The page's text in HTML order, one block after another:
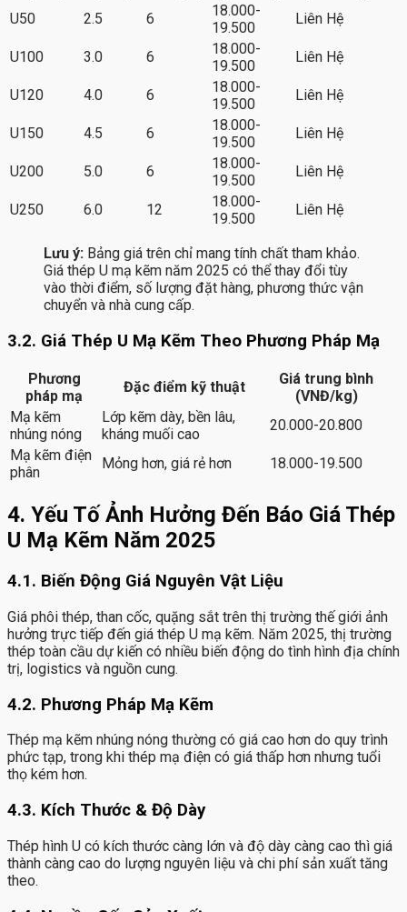
U50
2.5 6
18.000-
19.500
Liên Hệ
U100 3.0 6
18.000-
19.500
Liên Hệ
U120 4.0 6
18.000-
19.500
Liên Hệ
U150 4.5 6
18.000-
19.500
Liên Hệ
U200 5.0 6
18.000-
19.500
Liên Hệ
U250 6.0 12
18.000-
19.500
Liên Hệ
Lưu ý: Bảng giá trên chỉ mang tính chất tham khảo.
Giá thép U mạ kẽm năm 2025 có thể thay đổi tùy
vào thời điểm, số lượng đặt hàng, phương thức vận
chuyển và nhà cung cấp.
3.2. Giá Thép U Mạ Kẽm Theo Phương Pháp Mạ
Phương
pháp mạ
Đặc điểm kỹ thuật
Giá trung bình
(VNĐ/kg)
Mạ kẽm
nhúng nóng
Lớp kẽm dày, bền lâu,
kháng muối cao
20.000-20.800
Mạ kẽm điện
phân
Mỏng hơn, giá rẻ hơn 18.000-19.500
4. Yếu Tố Ảnh Hưởng Đến Báo Giá Thép
U Mạ Kẽm Năm 2025
4.1. Biến Động Giá Nguyên Vật Liệu
Giá phôi thép, than cốc, quặng sắt trên thị trường thế giới ảnh
hưởng trực tiếp đến giá thép U mạ kẽm. Năm 2025, thị trường
thép toàn cầu dự kiến có nhiều biến động do tình hình địa chính
trị, logistics và nguồn cung.
4.2. Phương Pháp Mạ Kẽm
Thép mạ kẽm nhúng nóng thường có giá cao hơn do quy trình
phức tạp, trong khi thép mạ điện có giá thấp hơn nhưng tuổi
thọ kém hơn.
4.3. Kích Thước & Độ Dày
Thép hình U có kích thước càng lớn và độ dày càng cao thì giá
thành càng cao do lượng nguyên liệu và chi phí sản xuất tăng
theo.